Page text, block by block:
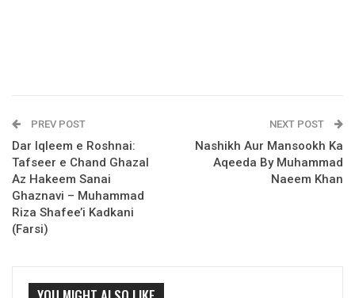
PREV POST
Dar Iqleem e Roshnai:
Tafseer e Chand Ghazal
Az Hakeem Sanai
Ghaznavi – Muhammad
Riza Shafee’i Kadkani
(Farsi)
NEXT POST
Nashikh Aur Mansookh Ka
Aqeeda By Muhammad
Naeem Khan